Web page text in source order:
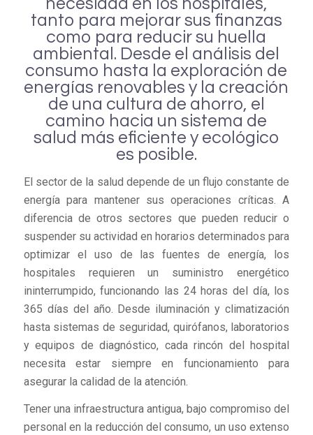
tanto para mejorar sus finanzas
como para reducir su huella
ambiental. Desde el análisis del
consumo hasta la exploración de
energías renovables y la creación
de una cultura de ahorro, el
camino hacia un sistema de
salud más eficiente y ecológico
es posible.
El sector de la salud depende de un flujo constante de
energía para mantener sus operaciones críticas. A
diferencia de otros sectores que pueden reducir o
suspender su actividad en horarios determinados para
optimizar el uso de las fuentes de energía, los
hospitales requieren un suministro energético
ininterrumpido, funcionando las 24 horas del día, los
365 días del año. Desde iluminación y climatización
hasta sistemas de seguridad, quirófanos, laboratorios
y equipos de diagnóstico, cada rincón del hospital
necesita estar siempre en funcionamiento para
asegurar la calidad de la atención.
Tener una infraestructura antigua, bajo compromiso del
personal en la reducción del consumo, un uso extenso